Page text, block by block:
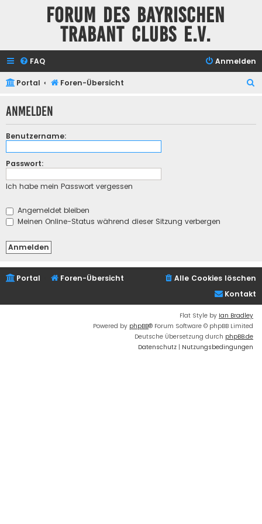
Forum des Bayrischen
Trabant Clubs e.V.
FAQ Anmelden
Portal Foren-Übersicht
h
Anmelden
Benutzername:
Passwort:
Ich habe mein Passwort vergessen
Angemeldet bleiben
Meinen Online-Status während dieser Sitzung verbergen
Portal Foren-Übersicht
Alle Cookies löschen
Kontakt
Flat Style by Ian Bradley
Powered by phpBB® Forum Software © phpBB Limited
Deutsche Übersetzung durch phpBB.de
Datenschutz | Nutzungsbedingungen